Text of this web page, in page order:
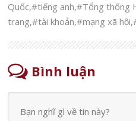
Quốc,#tiếng anh,#Tổng thống
trang,#tài khoản,#mạng xã hội,
Bình luận